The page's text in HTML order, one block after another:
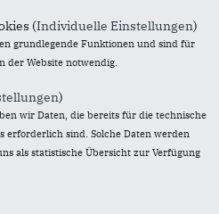
Daten gemäß Art 4
Daten (z. B.
Artikel 9 Abs. 1 DS-GVO im
und dem
neu):
Daten nach Art. 9
geeigneter Garantien im
Tätigkeiten verarbeitet, sowie
DS GVO auf der Basis der von
(Individuelle Einstellungen)
grundlegende Funktionen und sind für
der Website notwendig.
)
wir Daten, die bereits für die technische
erforderlich sind. Solche Daten werden
als statistische Übersicht zur Verfügung